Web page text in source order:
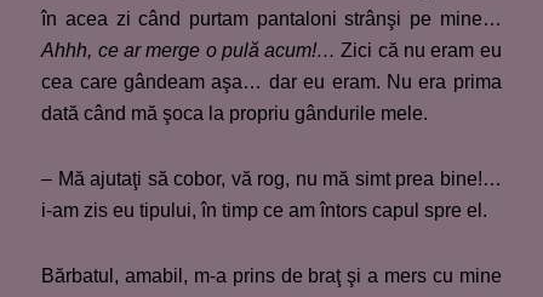
în acea zi când purtam pantaloni strânşi pe mine…
Ahhh, ce ar merge o pulă acum!…Zici că nu eram eu
cea care gândeam aşa… dar eu eram. Nu era prima
dată când mă şoca la propriu gândurile mele.
– Mă ajutaţi să cobor, vă rog, nu mă simt prea bine!…
i-am zis eu tipului, în timp ce am întors capul spre el.
Bărbatul, amabil, m-a prins de braţ şi a mers cu mine